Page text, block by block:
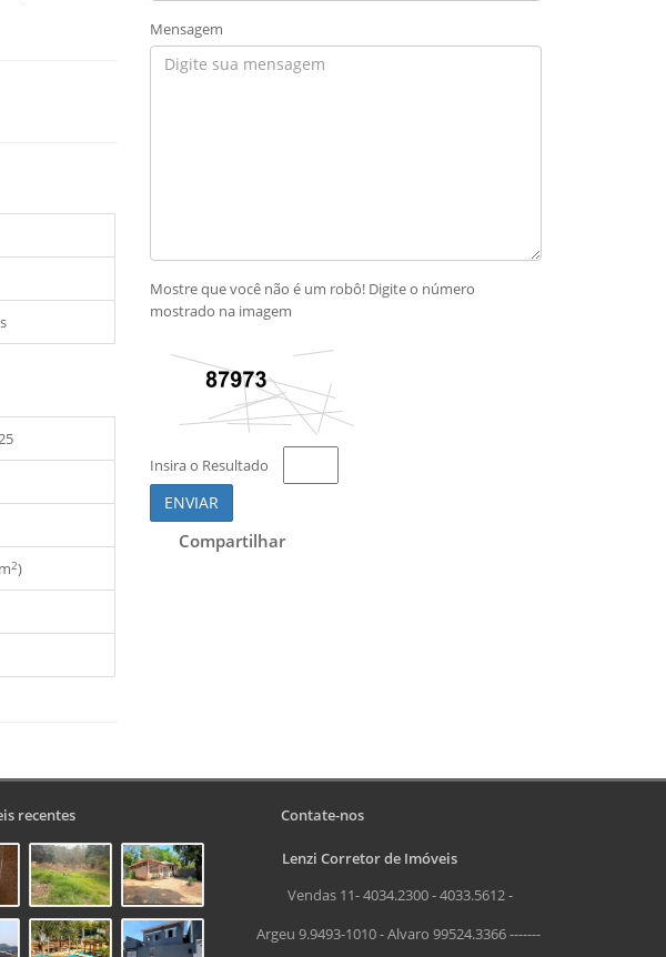
2)
Mensagem
Mostre que você não é um robô! Digite o número
mostrado na imagem
Insira o Resultado
ENVIAR
Compartilhar
recentes Contate-nos
Lenzi Corretor de Imóveis
Vendas 11- 4034.2300 - 4033.5612 -
Argeu 9.9493-1010 - Alvaro 99524.3366 -------